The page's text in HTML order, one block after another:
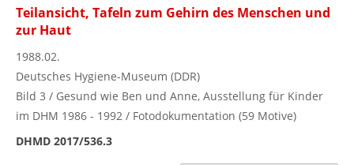
Teilansicht, Tafeln zum Gehirn des Menschen und
zur Haut
1988.02.
Deutsches Hygiene-Museum (DDR)
Bild 3 / Gesund wie Ben und Anne, Ausstellung für Kinder
im DHM 1986 - 1992 / Fotodokumentation (59 Motive)
DHMD 2017/536.3